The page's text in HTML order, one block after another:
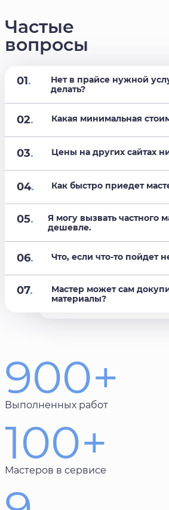
Частые
вопросы
01.
Нет в прайсе нужной
делать?
02. Какая минимальная
03. Цены на других сайтах
04. Как быстро приедет
05.
Я могу вызвать частного
дешевле.
06. Что, если что-то пойдет
07.
Мастер может сам
материалы?
900+
Выполненных работ
100+
Мастеров в сервисе